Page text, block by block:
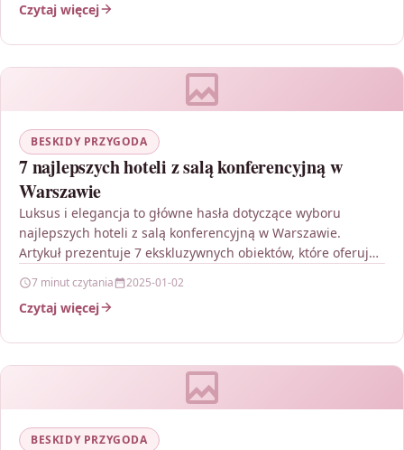
Czytaj więcej
BESKIDY PRZYGODA
7 najlepszych hoteli z salą konferencyjną w
Warszawie
Luksus i elegancja to główne hasła dotyczące wyboru
najlepszych hoteli z salą konferencyjną w Warszawie.
Artykuł prezentuje 7 ekskluzywnych obiektów, które oferują
7 minut czytania 2025-01-02
Czytaj więcej
BESKIDY PRZYGODA